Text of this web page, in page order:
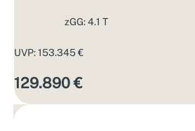
zGG: 4.1 T
UVP: 153.345 €
129.890 €